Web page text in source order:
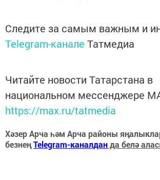
Следите за самым важным и
Telegram-канале Татмедиа
Читайте новости Татарстана в
национальном мессенджере
https://max.ru/tatmedia
Хәзер Арча һәм Арча районы
безнеңTelegram-каналданда белә